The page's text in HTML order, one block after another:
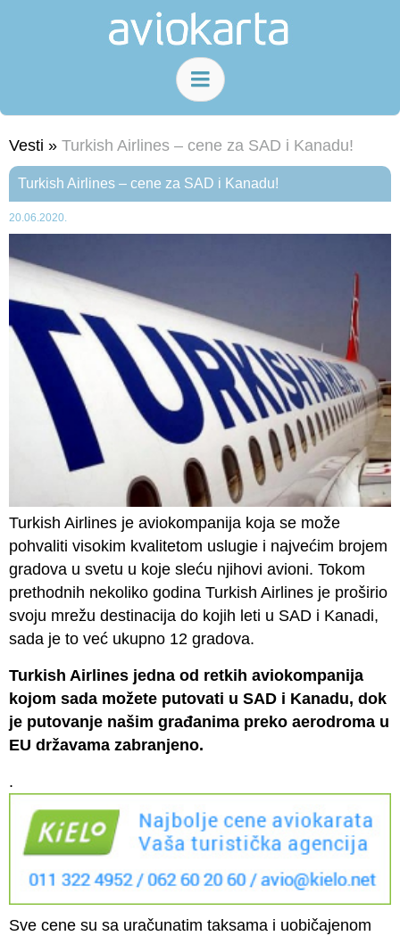
Vesti » Turkish Airlines – cene za SAD i Kanadu!
Turkish Airlines – cene za SAD i Kanadu!
20.06.2020.
Turkish Airlines je aviokompanija koja se može
pohvaliti visokim kvalitetom uslugie i najvećim brojem
gradova u svetu u koje sleću njihovi avioni. Tokom
prethodnih nekoliko godina Turkish Airlines je proširio
svoju mrežu destinacija do kojih leti u SAD i Kanadi,
sada je to već ukupno 12 gradova.
Turkish Airlines jedna od retkih aviokompanija
kojom sada možete putovati u SAD i Kanadu, dok
je putovanje našim građanima preko aerodroma u
EU državama zabranjeno.
.
Sve cene su sa uračunatim taksama i uobičajenom